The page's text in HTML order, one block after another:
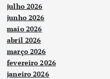
julho 2026
junho 2026
maio 2026
abril 2026
março 2026
fevereiro 2026
janeiro 2026